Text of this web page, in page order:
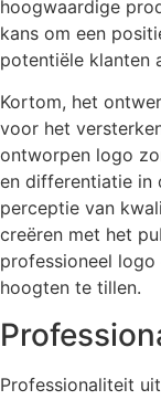
hoogwaardige
kans om een
potentiële klanten
Kortom, het
voor het
ontworpen logo
en differentiatie in
perceptie van
creëren met het
professioneel
hoogten te tillen.
Professionaliteit